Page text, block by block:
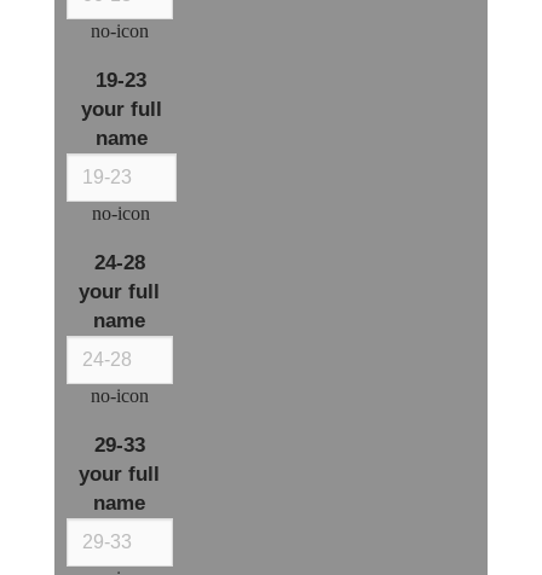
no-icon
19-23
your full
name
no-icon
24-28
your full
name
no-icon
29-33
your full
name